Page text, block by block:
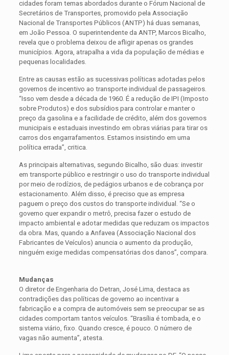
cidades foram temas abordados durante o Fórum Nacional de
Secretários de Transportes, promovido pela Associação
Nacional de Transportes Públicos (ANTP) há duas semanas,
em João Pessoa. O superintendente da ANTP, Marcos Bicalho,
revela que o problema deixou de afligir apenas os grandes
municípios. Agora, atrapalha a vida da população de médias e
pequenas localidades.
Entre as causas estão as sucessivas políticas adotadas pelos
governos de incentivo ao transporte individual de passageiros.
“Isso vem desde a década de 1960. É a redução de IPI (Imposto
sobre Produtos) e dos subsídios para controlar e manter o
preço da gasolina e a facilidade de crédito, além dos governos
municipais e estaduais investindo em obras viárias para tirar os
carros dos engarrafamentos. Estamos insistindo em uma
política errada”, critica.
As principais alternativas, segundo Bicalho, são duas: investir
em transporte público e restringir o uso do transporte individual
por meio de rodízios, de pedágios urbanos e de cobrança por
estacionamento. Além disso, é preciso que as empresa
paguem o preço dos custos do transporte individual. “Se o
governo quer expandir o metrô, precisa fazer o estudo de
impacto ambiental e adotar medidas que reduzam os impactos
da obra. Mas, quando a Anfavea (Associação Nacional dos
Fabricantes de Veículos) anuncia o aumento da produção,
ninguém exige medidas compensatórias dos danos”, compara.
Mudanças
O diretor de Engenharia do Detran, José Lima, destaca as
contradições das políticas de governo ao incentivar a
fabricação e a compra de automóveis sem se preocupar se as
cidades comportam tantos veículos. “Brasília é tombada, e o
sistema viário, fixo. Quando cresce, é pouco. O número de
vagas não aumenta”, atesta.